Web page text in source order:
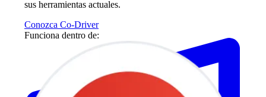
sus herramientas actuales.
Conozca Co-Driver
Funciona dentro de: